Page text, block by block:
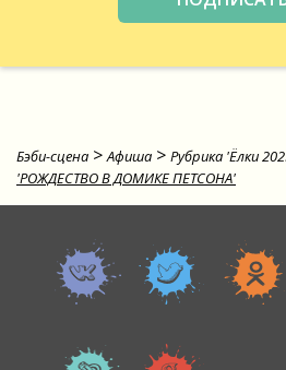
Бэби-сцена >Афиша > Рубрика 'Ёлки
'РОЖДЕСТВО В ДОМИКЕ ПЕТСОНА'